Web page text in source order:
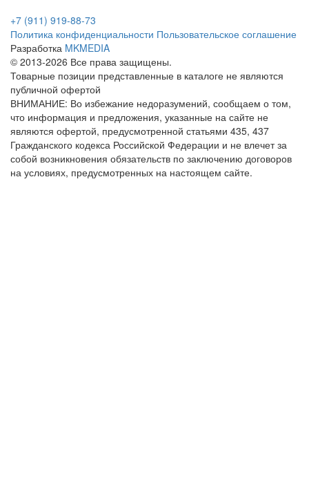
+7 (911) 919-88-73
Политика конфиденциальности Пользовательское соглашение
Разработка MKMEDIA
© 2013-2026 Все права защищены.
Товарные позиции представленные в каталоге не являются
публичной офертой
ВНИМАНИЕ: Во избежание недоразумений, сообщаем о том,
что информация и предложения, указанные на сайте не
являются офертой, предусмотренной статьями 435, 437
Гражданского кодекса Российской Федерации и не влечет за
собой возникновения обязательств по заключению договоров
на условиях, предусмотренных на настоящем сайте.